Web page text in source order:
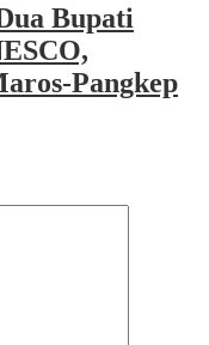
Bupati
Pangkep